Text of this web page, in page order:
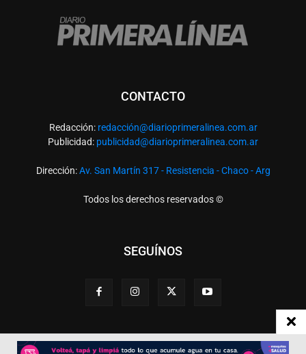
CONTACTO
Redacción: redacción@diarioprimeralinea.com.ar
Publicidad: publicidad@diarioprimeralinea.com.ar
Dirección:Av. San Martín 317 - Resistencia - Chaco - Arg
Todos los derechos reservados ©
SEGUÍNOS